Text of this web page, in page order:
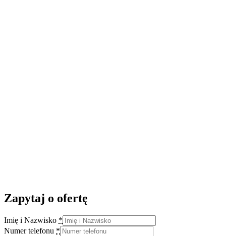
Zapytaj o ofertę
Imię i Nazwisko *
Numer telefonu *